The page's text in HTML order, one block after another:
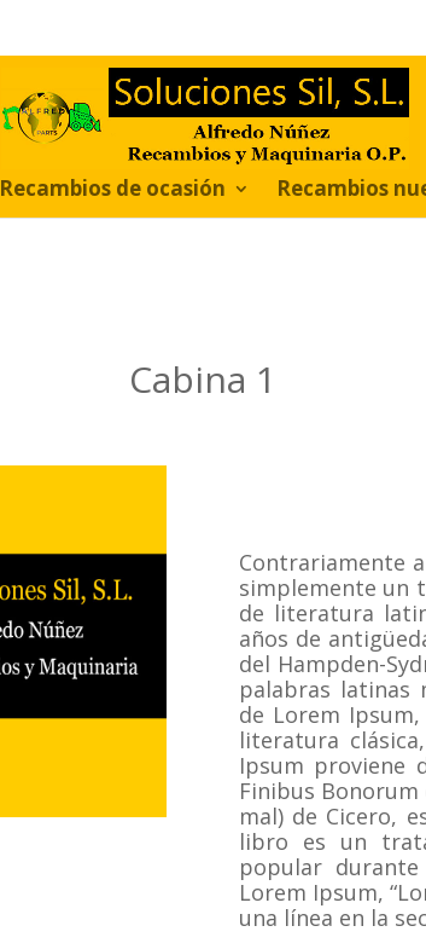
Recambios de ocasión Recambios
Cabina 1
Contrariamente
simplemente un
de literatura
años de
del Hampden-
palabras latinas
de Lorem
literatura
Ipsum proviene
Finibus
mal) de Cicero,
libro es un
popular durante
Lorem Ipsum,
una línea en la